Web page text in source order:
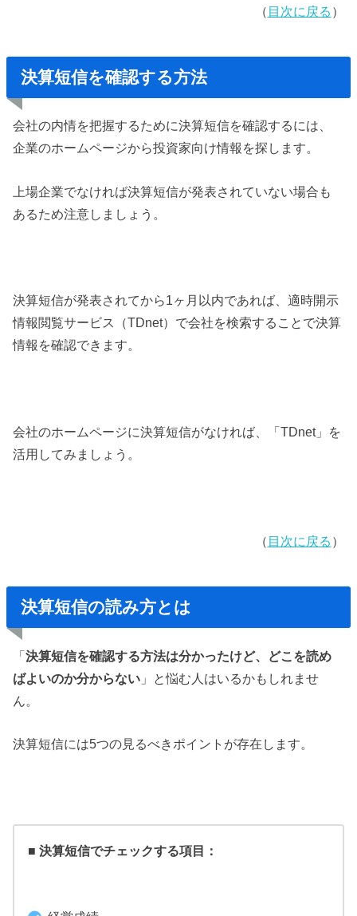
（ 目次に戻る ）
決算短信を確認する方法
会社の内情を把握するために決算短信を確認するには、
企業のホームページから投資家向け情報を探します。
上場企業でなければ決算短信が発表されていない場合も
あるため注意しましょう。
決算短信が発表されてから1ヶ月以内であれば、適時開示
情報閲覧サービス（TDnet）で会社を検索することで決算
情報を確認できます。
会社のホームページに決算短信がなければ、「TDnet」を
活用してみましょう。
（ 目次に戻る ）
決算短信の読み方とは
「決算短信を確認する方法は分かったけど、どこを読め
ばよいのか分からない 」と悩む人はいるかもしれませ
ん。
決算短信には5つの見るべきポイントが存在します。
■ 決算短信でチェックする項目：